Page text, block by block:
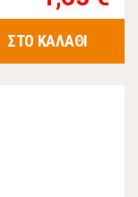
ΣΤΟ ΚΑΛΑΘΙ